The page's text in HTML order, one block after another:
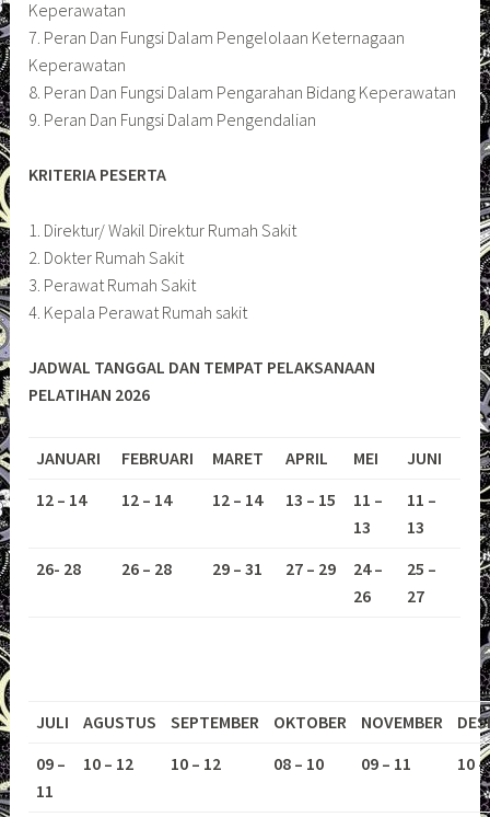
Keperawatan
7. Peran Dan Fungsi Dalam Pengelolaan Keternagaan
Keperawatan
8. Peran Dan Fungsi Dalam Pengarahan Bidang Keperawatan
9. Peran Dan Fungsi Dalam Pengendalian
KRITERIA PESERTA
1. Direktur/ Wakil Direktur Rumah Sakit
2. Dokter Rumah Sakit
3. Perawat Rumah Sakit
4. Kepala Perawat Rumah sakit
JADWAL TANGGAL DAN TEMPAT PELAKSANAAN
PELATIHAN 2026
JANUARI FEBRUARI MARET APRIL MEI
JUNI
12 – 14
12 – 14 12 – 14 13 – 15
11 –
13
11 –
13
26- 28
26 – 28 29 – 31 27 – 29
24 –
26
25 –
27
JULI AGUSTUS SEPTEMBER OKTOBER NOVEMBER
09 –
11
10 – 12 10 – 12 08 – 10 09 – 11 10